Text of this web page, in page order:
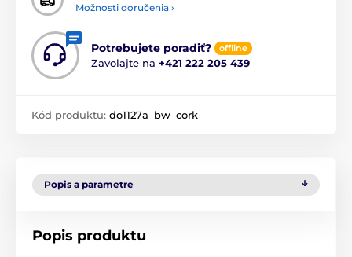
Možnosti doručenia ›
Potrebujete poradiť? offline
Zavolajte na +421 222 205 439
Kód produktu: do1127a_bw_cork
Popis a parametre
Popis produktu